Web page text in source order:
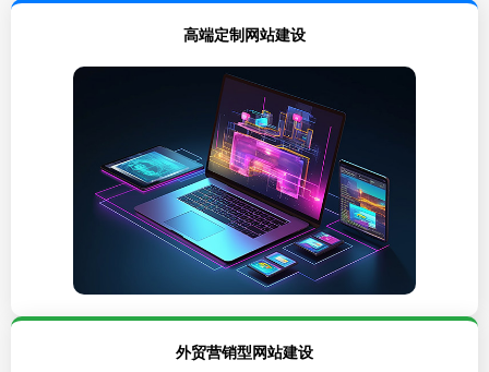
高端定制网站建设
外贸营销型网站建设